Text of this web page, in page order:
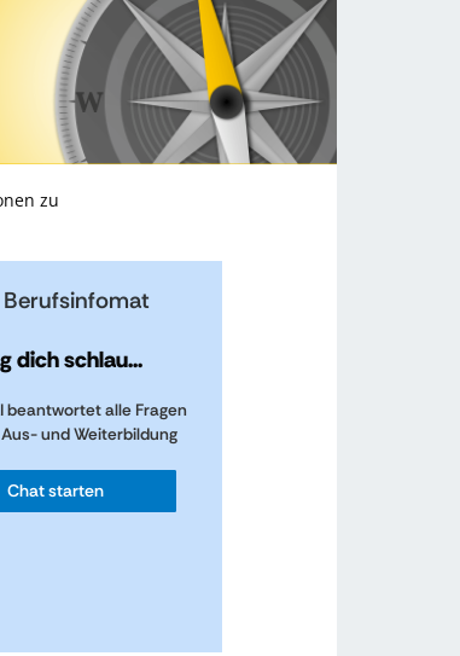
zu
Berufsinfomat
dich schlau...
beantwortet alle Fragen
und Weiterbildung
Chat starten